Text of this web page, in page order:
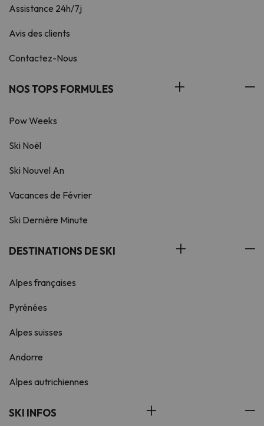
Assistance 24h/7j
Avis des clients
Contactez-Nous
NOS TOPS FORMULES
Pow Weeks
Ski Noël
Ski Nouvel An
Vacances de Février
Ski Dernière Minute
DESTINATIONS DE SKI
Alpes françaises
Pyrénées
Alpes suisses
Andorre
Alpes autrichiennes
SKI INFOS